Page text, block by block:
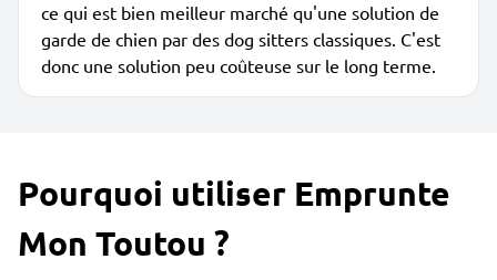
ce qui est bien meilleur marché qu'une solution de
garde de chien par des dog sitters classiques. C'est
donc une solution peu coûteuse sur le long terme.
Pourquoi utiliser Emprunte
Mon Toutou ?